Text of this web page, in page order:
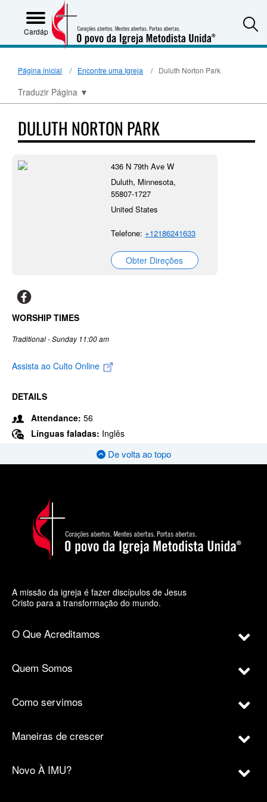
Cardápio
Página inicial Encontre uma Igreja Duluth Norton Park
Traduzir Página ▼
DULUTH NORTON PARK
436 N 79th Ave W
Duluth, Minnesota,
55807-1727
United States
Telefone:+12186241633
Obter Direções
WORSHIP TIMES
Traditional - Sunday 11:00 am
Assista ao Culto Online
DETAILS
Attendance: 56
Línguas faladas: Inglês
De volta ao topo
A missão da igreja é fazer discípulos de Jesus
Cristo para a transformação do mundo.
O Que Acreditamos
Quem Somos
Como servimos
Maneiras de crescer
Novo À IMU?